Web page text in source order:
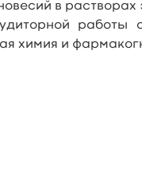
в растворах
работы
химия и